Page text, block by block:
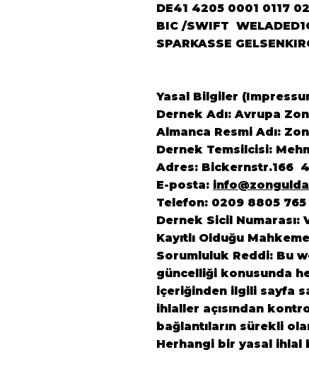
DE41 4205 0001 0117
BIC /SWIFT
SPARKASSE
Yasal Bilgiler
Dernek Adı: Avrupa
Almanca Resmi Adı:
Dernek Temsilcisi:
Adres: Bickernstr.166
E-posta:
Telefon: 0209 8805 765
Dernek Sicil Numarası:
Kayıtlı Olduğu
Sorumluluk Reddi: Bu
güncelliği konusunda
içeriğinden ilgili sayfa
ihlaller açısından
bağlantıların sürekli
Herhangi bir yasal ihlal